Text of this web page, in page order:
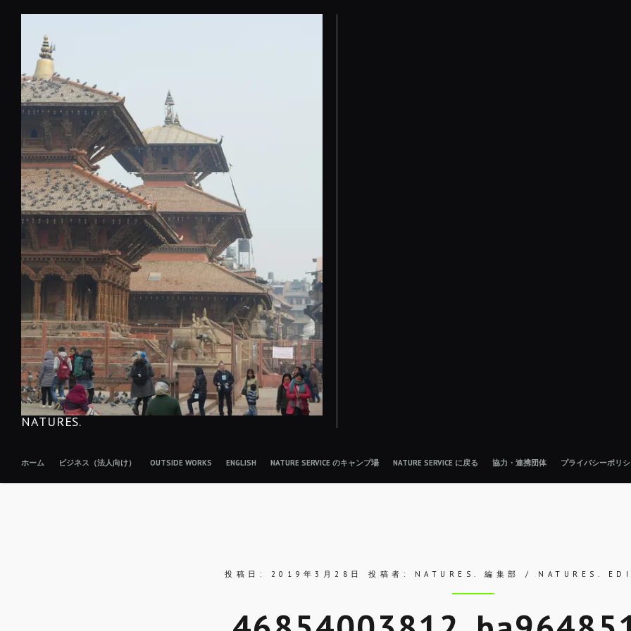
NATURES.
ホーム ビジネス（法人向け） OUTSIDE WORKS ENGLISH NATURE SERVICE のキャンプ場 NATURE SERVICE に戻る 協力・連携団体 プライバシーポリ
投稿日: 2019年3月28日 投稿者: NATURES. 編集部 / NATURES.